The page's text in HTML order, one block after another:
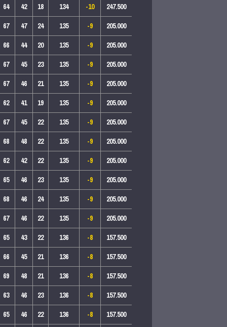
64
42 18 134 -10
247.500
67
47 24 135 -9
205.000
66
44 20 135 -9
205.000
67
45 23 135 -9
205.000
67
46 21 135 -9
205.000
62
41 19 135 -9
205.000
67
45 22 135 -9
205.000
68
48 22 135 -9
205.000
62
42 22 135 -9
205.000
65
46 23 135 -9
205.000
68
46 24 135 -9
205.000
67
46 22 135 -9
205.000
65
43 22 136 -8
157.500
66
45 21 136 -8
157.500
69
48 21 136 -8
157.500
63
46 23 136 -8
157.500
65
46 22 136 -8 157.500